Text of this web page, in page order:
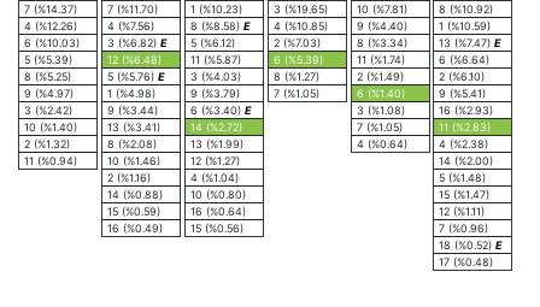
7 (%14.37)
4 (%12.26)
6 (%10.03)
5 (%5.39)
8 (%5.25)
9 (%4.97)
3 (%2.42)
10 (%1.40)
2 (%1.32)
11 (%0.94)
7 (%11.70)
4 (%7.56)
3 (%6.82) E
12 (%6.48)
5 (%5.76) E
1 (%4.98)
9 (%3.44)
13 (%3.41)
8 (%2.08)
10 (%1.46)
2 (%1.16)
14 (%0.88)
15 (%0.59)
16 (%0.49)
1 (%10.23)
8 (%8.58) E
5 (%6.12)
11 (%5.87)
3 (%4.03)
9 (%3.79)
6 (%3.40) E
14 (%2.72)
13 (%1.99)
12 (%1.27)
4 (%1.04)
10 (%0.80)
16 (%0.64)
15 (%0.56)
3 (%19.65)
4 (%10.85)
2 (%7.03)
6 (%5.39)
8 (%1.27)
7 (%1.05)
10 (%7.81)
9 (%4.40)
8 (%3.34)
11 (%1.74)
2 (%1.49)
6 (%1.40)
3 (%1.08)
7 (%1.05)
4 (%0.64)
8 (%10.92)
1 (%10.59)
13 (%7.47) E
6 (%6.64)
2 (%6.10)
9 (%5.41)
16 (%2.93)
11 (%2.83)
4 (%2.38)
14 (%2.00)
5 (%1.48)
15 (%1.47)
12 (%1.11)
7 (%0.96)
18 (%0.52) E
17 (%0.48)